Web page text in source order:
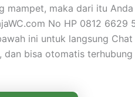
mampet, maka dari itu
No HP 0812 6629
ini untuk langsung Chat
dan bisa otomatis terhubung